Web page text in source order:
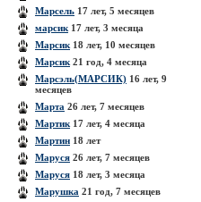
Марсель 17 лет, 5 месяцев
марсик 17 лет, 3 месяца
Марсик 18 лет, 10 месяцев
Марсик 21 год, 4 месяца
Марсэль(МАРСИК) 16 лет, 9
месяцев
Марта 26 лет, 7 месяцев
Мартик 17 лет, 4 месяца
Мартин 18 лет
Маруся 26 лет, 7 месяцев
Маруся 18 лет, 3 месяца
Марушка 21 год, 7 месяцев